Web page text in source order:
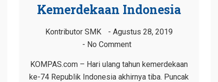
Kemerdekaan Indonesia
Kontributor SMK
Agustus 28, 2019
No Comment
KOMPAS.com – Hari ulang tahun kemerdekaan
ke-74 Republik Indonesia akhirnya tiba. Puncak